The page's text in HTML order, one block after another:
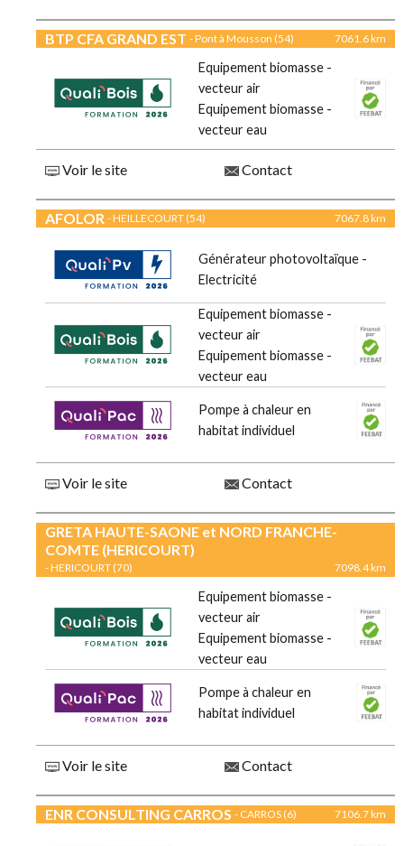
BTP CFA GRAND EST - Pont à Mousson (54) 7061.6 km
Equipement biomasse -
vecteur air
Equipement biomasse -
vecteur eau
Voir le site Contact
AFOLOR - HEILLECOURT (54) 7067.8 km
Générateur photovoltaïque -
Electricité
Equipement biomasse -
vecteur air
Equipement biomasse -
vecteur eau
Pompe à chaleur en
habitat individuel
Voir le site Contact
GRETA HAUTE-SAONE et NORD FRANCHE-
COMTE (HERICOURT)
- HERICOURT (70) 7098.4 km
Equipement biomasse -
vecteur air
Equipement biomasse -
vecteur eau
Pompe à chaleur en
habitat individuel
Voir le site Contact
ENR CONSULTING CARROS - CARROS (6) 7106.7 km